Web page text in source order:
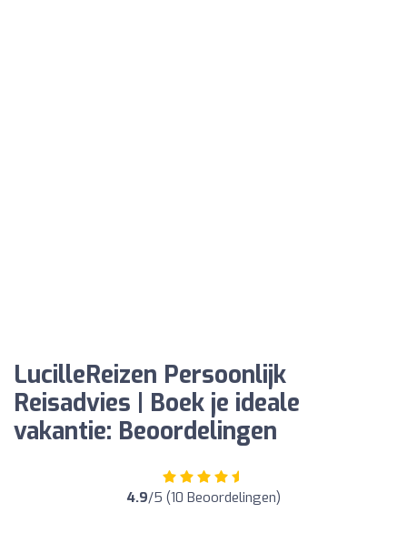
LucilleReizen Persoonlijk
Reisadvies | Boek je ideale
vakantie: Beoordelingen
4.9/5 (10 Beoordelingen)